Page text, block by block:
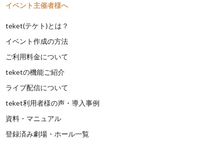
イベント主催者様へ
teket(テケト)とは？
イベント作成の方法
ご利用料金について
teketの機能ご紹介
ライブ配信について
teket利用者様の声・導入事例
資料・マニュアル
登録済み劇場・ホール一覧